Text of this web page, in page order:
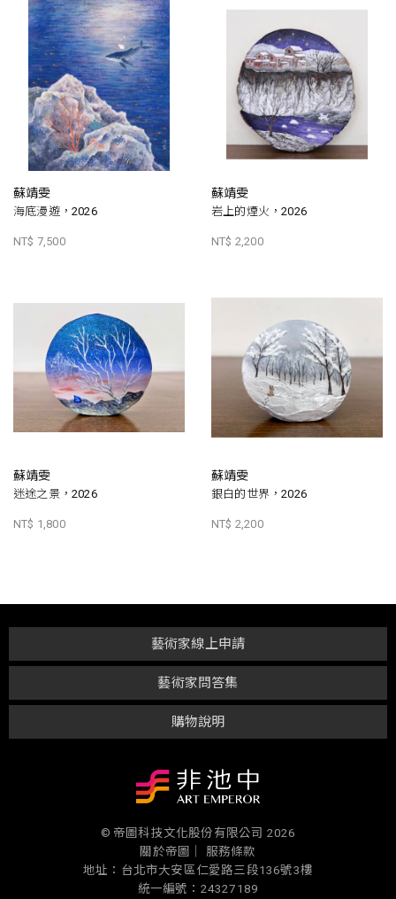
蘇靖雯
海底漫遊，2026
NT$ 7,500
蘇靖雯
岩上的煙火，2026
NT$ 2,200
蘇靖雯
迷途之景，2026
NT$ 1,800
蘇靖雯
銀白的世界，2026
NT$ 2,200
購物說明
藝術家問答集
藝術家線上申請
© 帝圖科技文化股份有限公司 2026
關於帝圖｜
服務條款
地址：台北市大安區仁愛路三段136號3樓
統一編號：24327189